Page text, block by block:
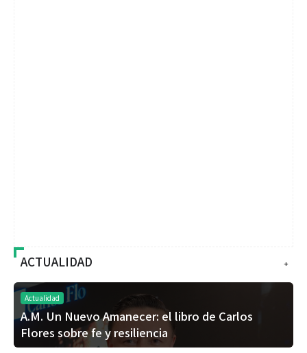
+
ACTUALIDAD
Actualidad
A.M. Un Nuevo Amanecer: el libro de Carlos
Flores sobre fe y resiliencia